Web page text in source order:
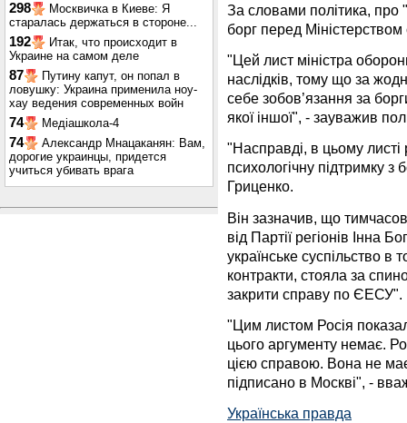
298
Москвичка в Киеве: Я
старалась держаться в стороне...
192
Итак, что происходит в
Украине на самом деле
87
Путину капут, он попал в
ловушку: Украина применила ноу-
хау ведения современных войн
74 Медіашкола-4
74
Александр Мнацаканян: Вам,
дорогие украинцы, придется
учиться убивать врага
За словами політика,
борг перед
"Цей лист міністра
наслідків, тому що за
себе зобов’язання за
якої іншої", - зауважив
"Насправді, в цьому листі
психологічну підтримку з
Гриценко.
Він зазначив, що
від Партії регіонів Інна
українське суспільство
контракти, стояла за
закрити справу по ЄЕСУ".
"Цим листом Росія
цього аргументу немає.
цією справою. Вона не
підписано в Москві", -
Українська правда